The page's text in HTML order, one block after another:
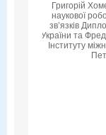
Григорій
наукової
зв’язків
України та
Інституту